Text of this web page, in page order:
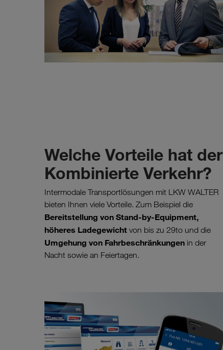
Welche Vorteile hat der
Kombinierte Verkehr?
Intermodale Transportlösungen mit LKW WALTER
bieten Ihnen viele Vorteile. Zum Beispiel die
Bereitstellung von Stand-by-Equipment,
höheres Ladegewicht von bis zu 29to und die
Umgehung von Fahrbeschränkungen in der
Nacht sowie an Feiertagen.